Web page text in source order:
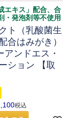
エキス」配合、合
・発泡剤等不使用
ト（乳酸菌生
合はみがき）
アンドエス・
ション 【取
税込